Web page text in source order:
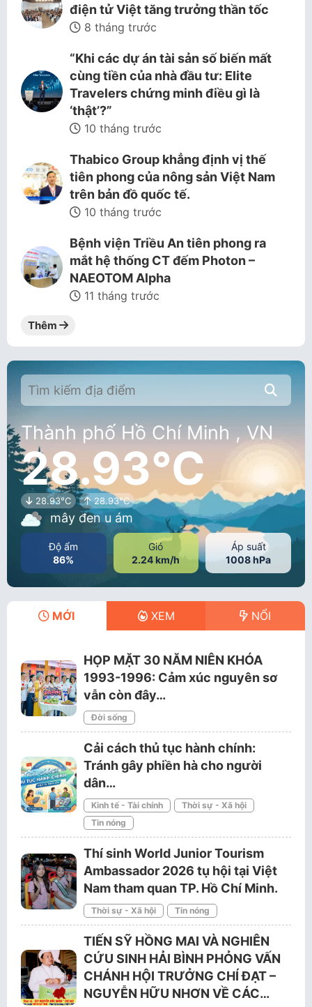
điện tử Việt tăng trưởng thần tốc
8 tháng trước
“Khi các dự án tài sản số biến mất
cùng tiền của nhà đầu tư: Elite
Travelers chứng minh điều gì là
‘thật’?”
10 tháng trước
Thabico Group khẳng định vị thế
tiên phong của nông sản Việt Nam
trên bản đồ quốc tế.
10 tháng trước
Bệnh viện Triều An tiên phong ra
mắt hệ thống CT đếm Photon –
NAEOTOM Alpha
11 tháng trước
Thêm
Thành phố Hồ Chí Minh , VN
28.93°C
28.93°C 28.93°C
mây đen u ám
Độ ẩm
86%
Gió
2.24 km/h
Áp suất
1008 hPa
MỚI XEM NỔI
HỌP MẶT 30 NĂM NIÊN KHÓA
1993-1996: Cảm xúc nguyên sơ
vẫn còn đây…
Đời sống
Cải cách thủ tục hành chính:
Tránh gây phiền hà cho người
dân…
Kinh tế - Tài chính
Thời sự - Xã hội
Tin nóng
Thí sinh World Junior Tourism
Ambassador 2026 tụ hội tại Việt
Nam tham quan TP. Hồ Chí Minh.
Thời sự - Xã hội Tin nóng
TIẾN SỸ HỒNG MAI VÀ NGHIÊN
CỨU SINH HẢI BÌNH PHỎNG VẤN
CHÁNH HỘI TRƯỞNG CHÍ ĐẠT –
NGUYỄN HỮU NHƠN VỀ CÁC…